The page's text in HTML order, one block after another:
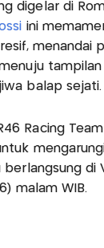
digelar di
ini
menandai
balap sejati.
Racing
di
malam WIB.